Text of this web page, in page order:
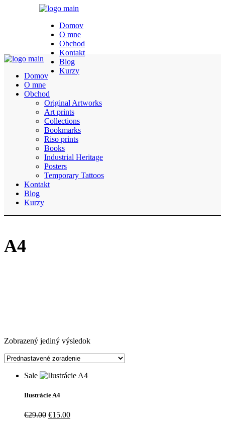
Domov
O mne
Obchod
Kontakt
Blog
Kurzy
Domov
O mne
Obchod
Original Artworks
Art prints
Collections
Bookmarks
Riso prints
Books
Industrial Heritage
Posters
Temporary Tattoos
Kontakt
Blog
Kurzy
A4
Zobrazený jediný výsledok
Sale
Ilustrácie A4
€29.00 Pôvodná
€15.00Aktuálna